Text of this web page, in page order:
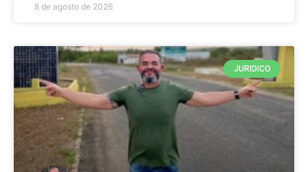
8 de agosto de 2026
JURIDICO